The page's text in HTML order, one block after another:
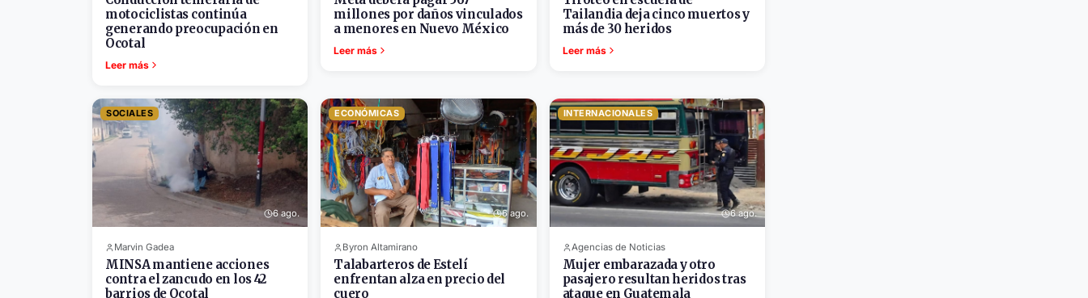
motociclistas continúa
generando preocupación en
Ocotal
Leer más
millones por daños vinculados
a menores en Nuevo México
Leer más
Tailandia deja cinco muertos y
más de 30 heridos
Leer más
SOCIALES
6 ago.
Marvin Gadea
MINSA mantiene acciones
contra el zancudo en los 42
barrios de Ocotal
ECONÓMICAS
6 ago.
Byron Altamirano
Talabarteros de Estelí
enfrentan alza en precio del
cuero
INTERNACIONALES
6 ago.
Agencias de Noticias
Mujer embarazada y otro
pasajero resultan heridos tras
ataque en Guatemala